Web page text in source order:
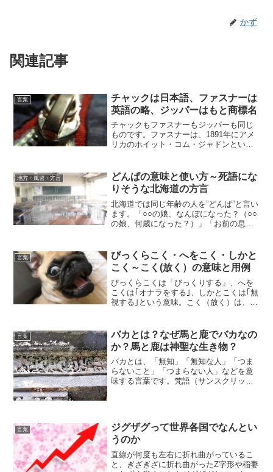
かず
関連記事
言葉
チャックは日本語、ファスナーは
英語の略、ジッパーはもと商標名
チャックもファスナーもジッパーも同じ
ものです。ファスナーは、1891年にアメ
リカのホイット・コム・ジャドンという
ナーの起源とされています。ズボンや財
布などに付いているフ...
地方・風習・方言
どんぱの意味と使い方～死語にな
りそうな北海道の方言
北海道では同じ年齢の人を”どんぱ”と言い
ます。「○○の娘、なんぼになった？（○○
の娘、何歳になった？）」「お前の息子
す。道外では同じ年齢の人を”ため”と言う
ようですが...
言葉
びっくらこく・へをこく・しかと
こく～こく(放く）の意味と用例
びっくらこくは「びっくりする」、へを
こくは｢オナラをする｣、しかとこくは｢無
視する｣という意味。こく（放く）は、北
るようですが、びっくらは、1977年に放
送されていたク...
言葉
バカとは？なぜ馬と鹿でバカなの
か？馬と鹿は神聖な生き物？
バカとは、「無知」「無知な人」「つま
らないこと」「つまらない人」などを意
味する言葉です。梵語（サンスクリット
わります。日本には...
言葉
ジグザグって世界各国でなんとい
うのか
直線が何度も左右に折れ曲がっているこ
と、ぎざぎざに折れ曲がったZ字形や稲妻